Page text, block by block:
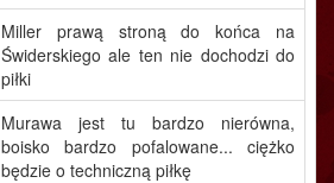
Miller prawą stroną do końca na
Świderskiego ale ten nie dochodzi do
piłki
Murawa jest tu bardzo nierówna,
boisko bardzo pofalowane... ciężko
będzie o techniczną piłkę